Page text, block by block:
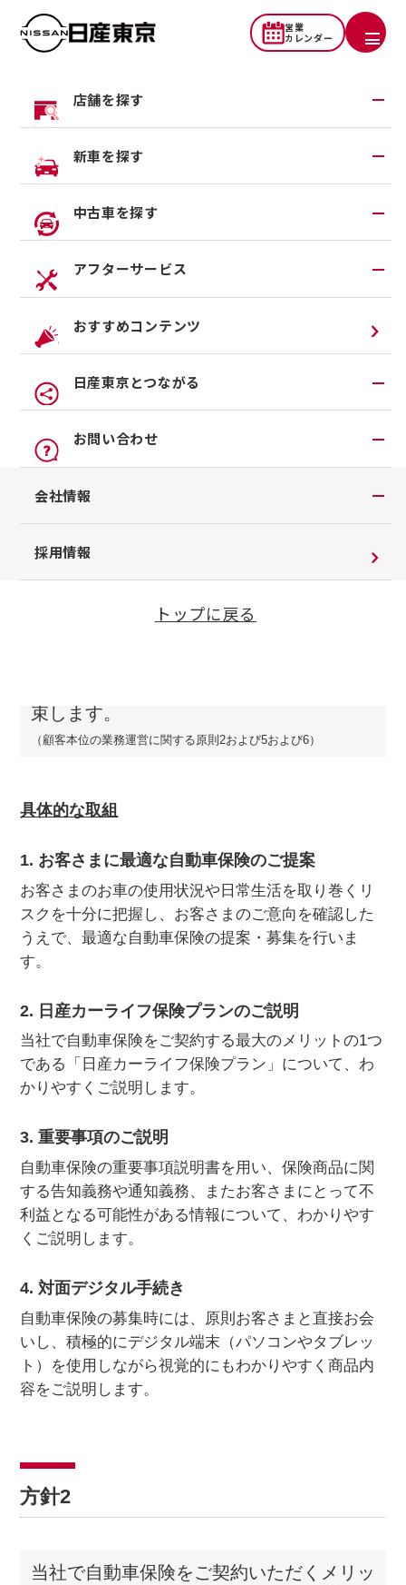
営業
カレンダー
店舗を探す
地域から探す
一覧から探す
店舗リニューアル情報
営業カレンダー
新車を探す
試乗車・展示車検索
福祉車両（ライフケアビークル）
カスタイマイズサービス
法人リースオンライン受付
オンライン相談予約
オンライン見積り
カタログ請求
日産カーライフ保険
イオンモール多摩平の森
中古車を探す
在庫車一覧
中古車ワイド保証
アフターサービス
アフターサービスTOP
メンテナンスネット予約
車検
車検立会い見積り
メンテプロパック
メンテナンス商品TOP
季節のおすすめ商品
モータースポーツ室
おすすめコンテンツ
日産東京とつながる
公式LINEアカウント
店舗ブログ
公式Youtubeアカウント
お問い合わせ
お問い合わせTOP
チャットサポート
会社情報
会社情報
企業理念
お客さまよりお預かりする大切な書類について
電子公告
お客さま本位の業務運営方針（FD宣言）
金融商品販売の勧誘方針
日産ピーズフィールドクラフト
ルノーNT販売
採用情報
トップに戻る
お客さま本位の業務運営方針
（FD宣言）
当社はお客さまの声を真摯に受け
止め、安心・安全なカーライフを
品・サービスの提供を通じて、
保険代理店で加入するメリットの
最大化を目指します。
方針1
お客さまのカーライフを守るために、お客
束します。
（顧客本位の業務運営に関する原則2および5および6）
具体的な取組
1. お客さまに最適な自動車保険のご提案
お客さまのお車の使用状況や日常生活を取り巻くリ
スクを十分に把握し、お客さまのご意向を確認した
うえで、最適な自動車保険の提案・募集を行いま
す。
2. 日産カーライフ保険プランのご説明
当社で自動車保険をご契約する最大のメリットの1つ
である「日産カーライフ保険プラン」について、わ
かりやすくご説明します。
3. 重要事項のご説明
自動車保険の重要事項説明書を用い、保険商品に関
する告知義務や通知義務、またお客さまにとって不
利益となる可能性がある情報について、わかりやす
くご説明します。
4. 対面デジタル手続き
自動車保険の募集時には、原則お客さまと直接お会
いし、積極的にデジタル端末（パソコンやタブレッ
ト）を使用しながら視覚的にもわかりやすく商品内
容をご説明します。
方針2
当社で自動車保険をご契約いただくメリッ